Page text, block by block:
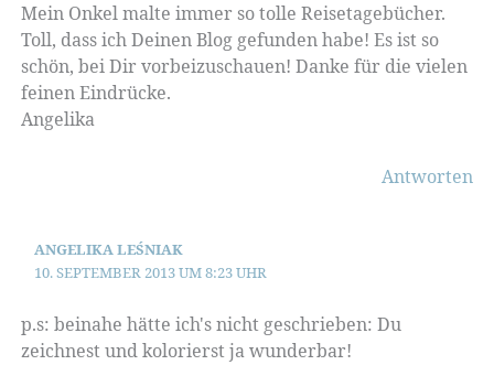
Mein Onkel malte immer so tolle Reisetagebücher.
Toll, dass ich Deinen Blog gefunden habe! Es ist so
schön, bei Dir vorbeizuschauen! Danke für die vielen
feinen Eindrücke.
Angelika
Antworten
ANGELIKA LEŚNIAK
10. SEPTEMBER 2013 UM 8:23 UHR
p.s: beinahe hätte ich's nicht geschrieben: Du
zeichnest und kolorierst ja wunderbar!